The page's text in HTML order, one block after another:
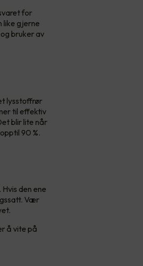
for
like gjerne
bruker av
lysstoffrør
til effektiv
blir lite når
90 %.
den ene
Vær
å vite på